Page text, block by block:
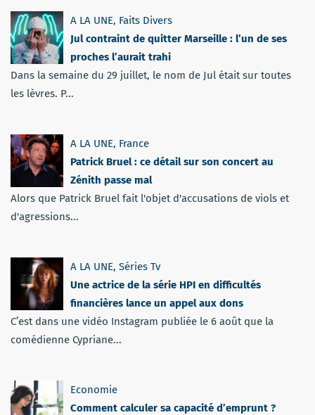
A LA UNE, Faits Divers
Jul contraint de quitter Marseille : l’un de ses
proches l’aurait trahi
Dans la semaine du 29 juillet, le nom de Jul était sur toutes
les lèvres. P...
A LA UNE, France
Patrick Bruel : ce détail sur son concert au
Zénith passe mal
Alors que Patrick Bruel fait l'objet d'accusations de viols et
d'agressions...
A LA UNE, Séries Tv
Une actrice de la série HPI en difficultés
financières lance un appel aux dons
C’est dans une vidéo Instagram publiée le 6 août que la
comédienne Cypriane...
Economie
Comment calculer sa capacité d’emprunt ?